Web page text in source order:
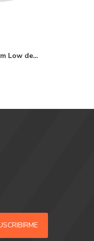
Low de